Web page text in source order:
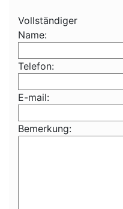
Vollständiger
Name:
Telefon:
E-mail:
Bemerkung: